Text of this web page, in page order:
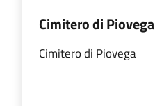
Cimitero di Piovega
Cimitero di Piovega